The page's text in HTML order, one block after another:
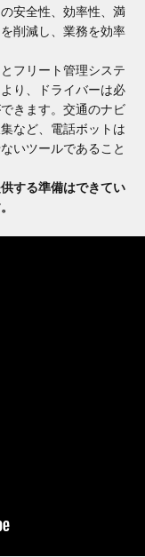
安全性、効率性、満
削減し、業務を効率
フリート管理システ
り、ドライバーは必
きます。交通のナビ
など、電話ボットは
いツールであること
する準備はできてい